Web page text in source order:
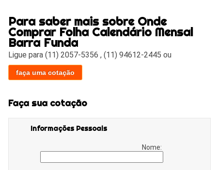
Para saber mais sobre Onde
Comprar Folha Calendário Mensal
Barra Funda
Ligue para(11) 2057-5356 ,(11) 94612-2445 ou
faça uma cotação
Faça sua cotação
Informações Pessoais
Nome: